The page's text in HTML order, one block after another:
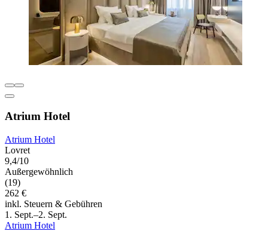
Atrium Hotel
Atrium Hotel
Lovret
9,4/10
Außergewöhnlich
(19)
262 €
inkl. Steuern & Gebühren
1. Sept.–2. Sept.
Atrium Hotel